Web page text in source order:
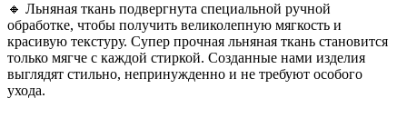
🔸 Льняная ткань подвергнута специальной ручной
обработке, чтобы получить великолепную мягкость и
красивую текстуру. Супер прочная льняная ткань становится
только мягче с каждой стиркой. Созданные нами изделия
выглядят стильно, непринужденно и не требуют особого
ухода.